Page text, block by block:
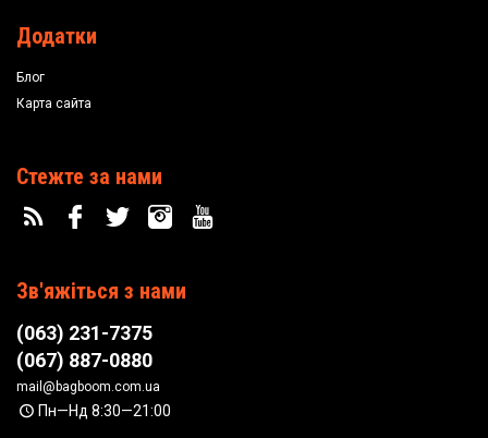
Додатки
Блог
Карта сайта
Стежте за нами
Зв'яжіться з нами
(063) 231-7375
(067) 887-0880
mail@bagboom.com.ua
Пн—Нд 8:30—21:00